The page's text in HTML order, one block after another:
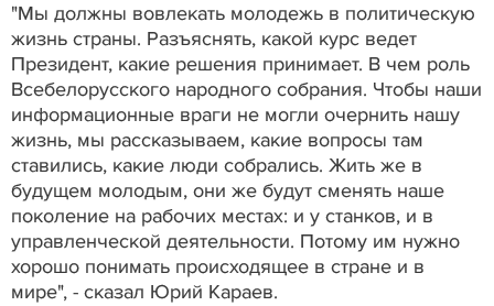
"Мы должны вовлекать молодежь в политическую
жизнь страны. Разъяснять, какой курс ведет
Президент, какие решения принимает. В чем роль
Всебелорусского народного собрания. Чтобы наши
информационные враги не могли очернить нашу
жизнь, мы рассказываем, какие вопросы там
ставились, какие люди собрались. Жить же в
будущем молодым, они же будут сменять наше
поколение на рабочих местах: и у станков, и в
управленческой деятельности. Потому им нужно
хорошо понимать происходящее в стране и в
мире", - сказал Юрий Караев.